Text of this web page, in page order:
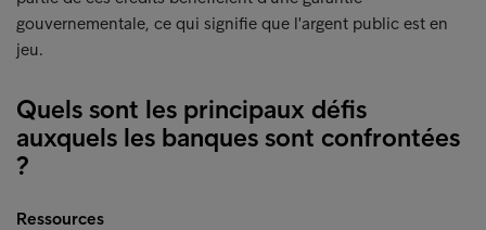
gouvernementale, ce qui signifie que l'argent public est en
jeu.
Quels sont les principaux défis
auxquels les banques sont confrontées
?
Ressources